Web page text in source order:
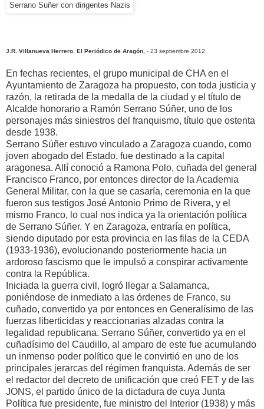
Serrano Suñer con dirigentes Nazis
J.R. Villanueva Herrero. El Periódico de Aragón, - 23 septiembre 2012
En fechas recientes, el grupo municipal de CHA en el
Ayuntamiento de Zaragoza ha propuesto, con toda justicia y
razón, la retirada de la medalla de la ciudad y el título de
Alcalde honorario a Ramón Serrano Súñer, uno de los
personajes más siniestros del franquismo, título que ostenta
desde 1938.
Serrano Súñer estuvo vinculado a Zaragoza cuando, como
joven abogado del Estado, fue destinado a la capital
aragonesa. Allí conoció a Ramona Polo, cuñada del general
Francisco Franco, por entonces director de la Academia
General Militar, con la que se casaría, ceremonia en la que
fueron sus testigos José Antonio Primo de Rivera, y el
mismo Franco, lo cual nos indica ya la orientación política
de Serrano Súñer. Y en Zaragoza, entraría en política,
siendo diputado por esta provincia en las filas de la CEDA
(1933-1936), evolucionando posteriormente hacia un
ardoroso fascismo que le impulsó a conspirar activamente
contra la República.
Iniciada la guerra civil, logró llegar a Salamanca,
poniéndose de inmediato a las órdenes de Franco, su
cuñado, convertido ya por entonces en Generalísimo de las
fuerzas liberticidas y reaccionarias alzadas contra la
legalidad republicana. Serrano Súñer, convertido ya en el
cuñadísimo del Caudillo, al amparo de este fue acumulando
un inmenso poder político que le convirtió en uno de los
principales jerarcas del régimen franquista. Además de ser
el redactor del decreto de unificación que creó FET y de las
JONS, el partido único de la dictadura de cuya Junta
Política fue presidente, fue ministro del Interior (1938) y más